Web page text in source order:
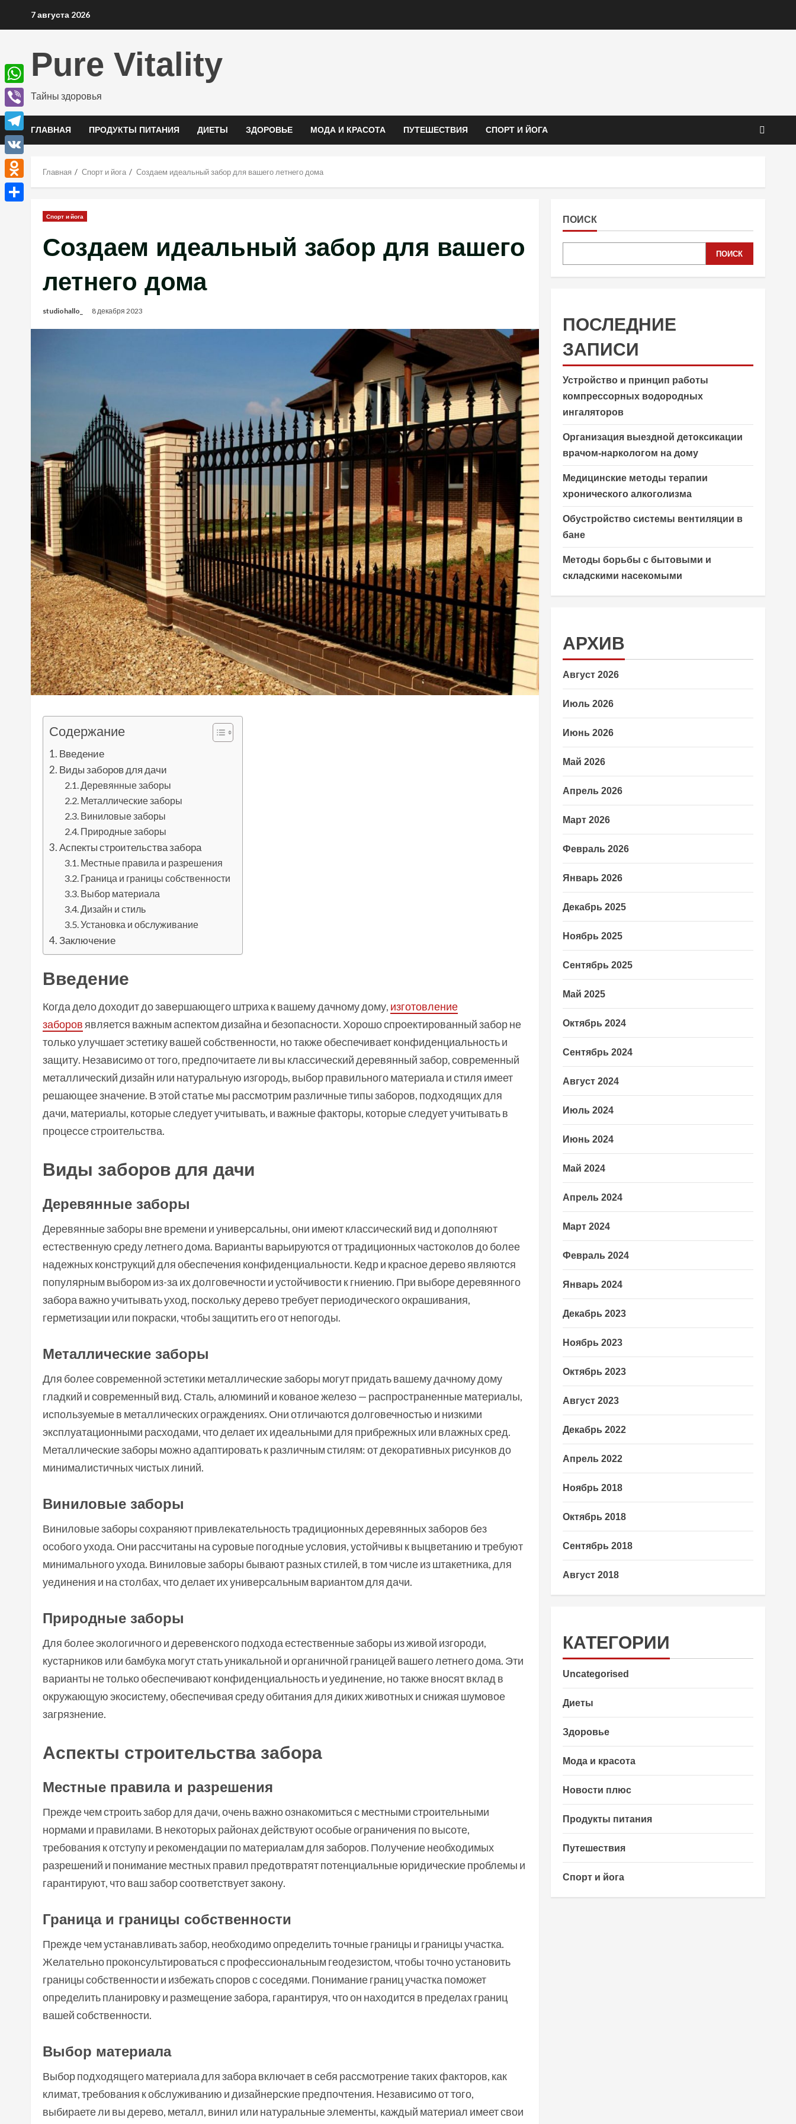
7 августа 2026
Pure Vitality
Тайны здоровья
ГЛАВНАЯ ПРОДУКТЫ ПИТАНИЯ ДИЕТЫ ЗДОРОВЬЕ МОДА И КРАСОТА ПУТЕШЕСТВИЯ СПОРТ И ЙОГА
Главная Спорт и йога Создаем идеальный забор для вашего летнего дома
Спорт и йога
Создаем идеальный забор для вашего
летнего дома
studiohallo_ 8 декабря 2023
Содержание
Введение
Виды заборов для дачи
Деревянные заборы
Металлические заборы
Виниловые заборы
Природные заборы
Аспекты строительства забора
Местные правила и разрешения
Граница и границы собственности
Выбор материала
Дизайн и стиль
Установка и обслуживание
Заключение
Введение
Когда дело доходит до завершающего штриха к вашему дачному дому, изготовление
заборов является важным аспектом дизайна и безопасности. Хорошо спроектированный забор не
только улучшает эстетику вашей собственности, но также обеспечивает конфиденциальность и
защиту. Независимо от того, предпочитаете ли вы классический деревянный забор, современный
металлический дизайн или натуральную изгородь, выбор правильного материала и стиля имеет
решающее значение. В этой статье мы рассмотрим различные типы заборов, подходящих для
дачи, материалы, которые следует учитывать, и важные факторы, которые следует учитывать в
процессе строительства.
Виды заборов для дачи
Деревянные заборы
Деревянные заборы вне времени и универсальны, они имеют классический вид и дополняют
естественную среду летнего дома. Варианты варьируются от традиционных частоколов до более
надежных конструкций для обеспечения конфиденциальности. Кедр и красное дерево являются
популярным выбором из-за их долговечности и устойчивости к гниению. При выборе деревянного
забора важно учитывать уход, поскольку дерево требует периодического окрашивания,
герметизации или покраски, чтобы защитить его от непогоды.
Металлические заборы
Для более современной эстетики металлические заборы могут придать вашему дачному дому
гладкий и современный вид. Сталь, алюминий и кованое железо — распространенные материалы,
используемые в металлических ограждениях. Они отличаются долговечностью и низкими
эксплуатационными расходами, что делает их идеальными для прибрежных или влажных сред.
Металлические заборы можно адаптировать к различным стилям: от декоративных рисунков до
минималистичных чистых линий.
Виниловые заборы
Виниловые заборы сохраняют привлекательность традиционных деревянных заборов без
особого ухода. Они рассчитаны на суровые погодные условия, устойчивы к выцветанию и требуют
минимального ухода. Виниловые заборы бывают разных стилей, в том числе из штакетника, для
уединения и на столбах, что делает их универсальным вариантом для дачи.
Природные заборы
Для более экологичного и деревенского подхода естественные заборы из живой изгороди,
кустарников или бамбука могут стать уникальной и органичной границей вашего летнего дома. Эти
варианты не только обеспечивают конфиденциальность и уединение, но также вносят вклад в
окружающую экосистему, обеспечивая среду обитания для диких животных и снижая шумовое
загрязнение.
Аспекты строительства забора
Местные правила и разрешения
Прежде чем строить забор для дачи, очень важно ознакомиться с местными строительными
нормами и правилами. В некоторых районах действуют особые ограничения по высоте,
требования к отступу и рекомендации по материалам для заборов. Получение необходимых
разрешений и понимание местных правил предотвратят потенциальные юридические проблемы и
гарантируют, что ваш забор соответствует закону.
Граница и границы собственности
Прежде чем устанавливать забор, необходимо определить точные границы и границы участка.
Желательно проконсультироваться с профессиональным геодезистом, чтобы точно установить
границы собственности и избежать споров с соседями. Понимание границ участка поможет
определить планировку и размещение забора, гарантируя, что он находится в пределах границ
вашей собственности.
Выбор материала
Выбор подходящего материала для забора включает в себя рассмотрение таких факторов, как
климат, требования к обслуживанию и дизайнерские предпочтения. Независимо от того,
выбираете ли вы дерево, металл, винил или натуральные элементы, каждый материал имеет свои
ПОИСК
ПОИСК
ПОСЛЕДНИЕ
ЗАПИСИ
Устройство и принцип работы
компрессорных водородных
ингаляторов
Организация выездной детоксикации
врачом-наркологом на дому
Медицинские методы терапии
хронического алкоголизма
Обустройство системы вентиляции в
бане
Методы борьбы с бытовыми и
складскими насекомыми
АРХИВ
Август 2026
Июль 2026
Июнь 2026
Май 2026
Апрель 2026
Март 2026
Февраль 2026
Январь 2026
Декабрь 2025
Ноябрь 2025
Сентябрь 2025
Май 2025
Октябрь 2024
Сентябрь 2024
Август 2024
Июль 2024
Июнь 2024
Май 2024
Апрель 2024
Март 2024
Февраль 2024
Январь 2024
Декабрь 2023
Ноябрь 2023
Октябрь 2023
Август 2023
Декабрь 2022
Апрель 2022
Ноябрь 2018
Октябрь 2018
Сентябрь 2018
Август 2018
КАТЕГОРИИ
Uncategorised
Диеты
Здоровье
Мода и красота
Новости плюс
Продукты питания
Путешествия
Спорт и йога
WhatsApp
Viber
Telegram
VK
Odnoklassniki
Отправить